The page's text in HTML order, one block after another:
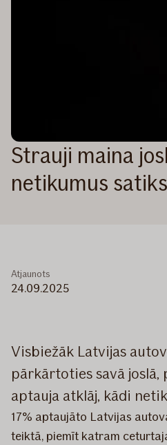
Strauji maina
netikumus
Atjaunots
24.09.2025
Visbiežāk Latvijas
pārkārtoties savā
aptauja atklāj, kādi
17% aptaujāto Latvijas
teiktā, piemīt katram